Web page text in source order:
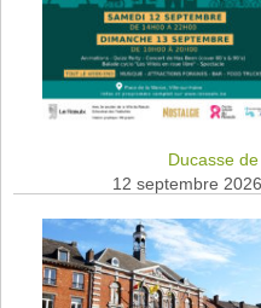
Ducasse
12 septembre 2026